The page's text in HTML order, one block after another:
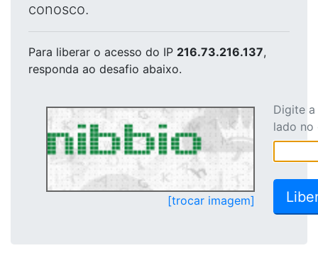
conosco.
Para liberar o acesso do IP 216.73.216.137,
responda ao desafio abaixo.
[trocar imagem]
Digite
lado no